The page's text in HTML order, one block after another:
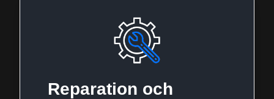
Reparation och